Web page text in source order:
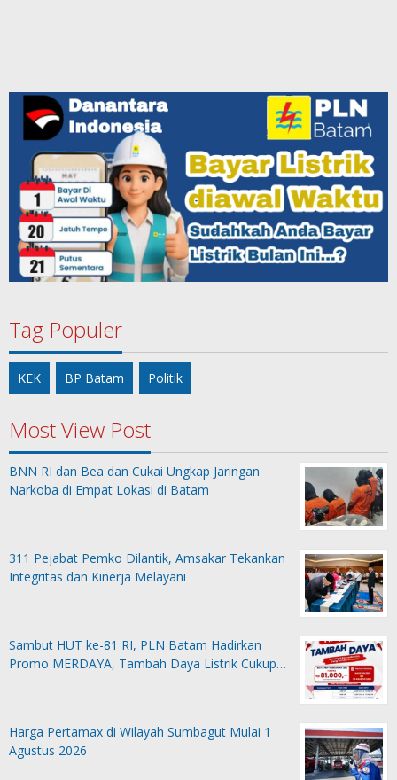
Tag Populer
KEK BP Batam Politik
Most View Post
BNN RI dan Bea dan Cukai Ungkap Jaringan
Narkoba di Empat Lokasi di Batam
311 Pejabat Pemko Dilantik, Amsakar Tekankan
Integritas dan Kinerja Melayani
Sambut HUT ke-81 RI, PLN Batam Hadirkan
Promo MERDAYA, Tambah Daya Listrik Cukup…
Harga Pertamax di Wilayah Sumbagut Mulai 1
Agustus 2026